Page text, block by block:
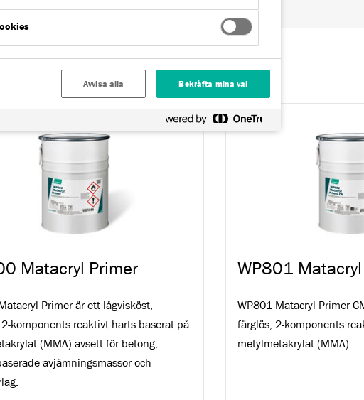
Matacryl Primer
Primer är ett lågvisköst,
komponents reaktivt harts baserat på
(MMA) avsett för betong,
avjämningsmassor och
WP801
WP801 Matacryl Primer
färglös, 2-komponents
metylmetakrylat (MMA).
Avvisa alla Bekräfta mina val